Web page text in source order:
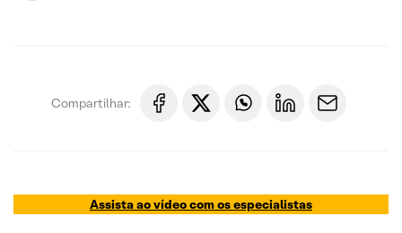
Compartilhar:
Assista ao vídeo com os especialistas